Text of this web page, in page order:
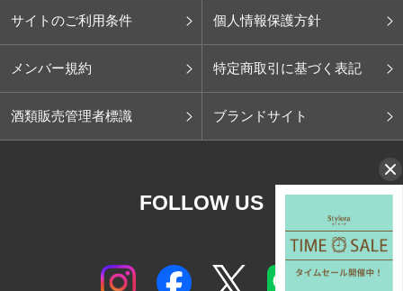
サイトのご利用条件 個人情報保護方針
メンバー規約 特定商取引に基づく表記
酒類販売管理者標識 ブランドサイト
FOLLOW US